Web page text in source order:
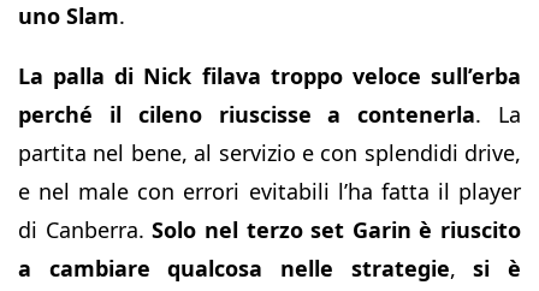
uno Slam.
La palla di Nick filava troppo veloce sull’erba
perché il cileno riuscisse a contenerla. La
partita nel bene, al servizio e con splendidi drive,
e nel male con errori evitabili l’ha fatta il player
di Canberra.Solo nel terzo set Garin è riuscito
a cambiare qualcosa nelle strategie,si è